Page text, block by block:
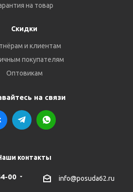
на товар
Скидки
и клиентам
покупателям
Оптовикам
на связи
контакты
00 info@posuda62.ru